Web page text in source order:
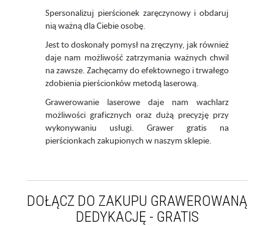
Spersonalizuj pierścionek zaręczynowy i obdaruj
nią ważną dla Ciebie osobę.
Jest to doskonały pomysł na zręczyny, jak również
daje nam możliwość zatrzymania ważnych chwil
na zawsze. Zachęcamy do efektownego i trwałego
zdobienia pierścionków metodą laserową.
Grawerowanie laserowe daje nam wachlarz
możliwości graficznych oraz dużą precyzję przy
wykonywaniu usługi. Grawer gratis na
pierścionkach zakupionych w naszym sklepie.
DOŁĄCZ DO ZAKUPU GRAWEROWANĄ
DEDYKACJĘ - GRATIS